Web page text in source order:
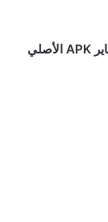
“تحميل تطبيق انمي فاير APK الأصلي